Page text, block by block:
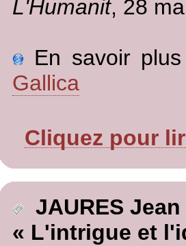
L'Humanit, 28
En savoir
Gallica
Cliquez pour
JAURES Jean
« L'intrigue et